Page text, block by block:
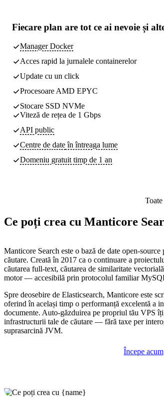
Fiecare plan are tot ce ai nevoie și
Manager Docker
Acces rapid la jurnalele containerelor
Update cu un click
Procesoare AMD EPYC
Stocare SSD NVMe
Viteză de rețea de 1 Gbps
API public
Centre de dateîn întreaga lume
Domeniu gratuit timp de 1 an
Ce poți crea cu Manticore
Manticore Search este o bază de date open-
căutare. Creată în 2017 ca o continuare a
căutarea full-text, căutarea de similaritate
motor — accesibilă prin protocolul familiar
Spre deosebire de Elasticsearch, Manticore este
oferind în același timp o performanță excelentă a
documente. Auto-găzduirea pe propriul tău VPS
infrastructurii tale de căutare — fără taxe per
suprasarcină JVM.
Începe acum